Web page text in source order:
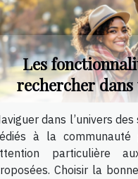
Les
rechercher dans
rencontre
dans l’univers
à la communauté
particulière
Choisir la